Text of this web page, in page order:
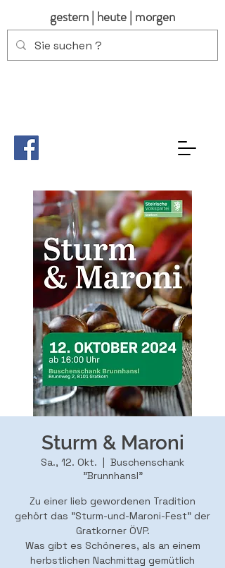
gestern | heute | morgen
Sturm & Maroni
Sa., 12. Okt.
  |
Buschenschank
"Brunnhansl"
Zu einer lieb gewordenen Tradition
gehört das "Sturm-und-Maroni-Fest" der
Gratkorner ÖVP.
Was gibt es Schöneres, als an einem
herbstlichen Nachmittag gemütlich